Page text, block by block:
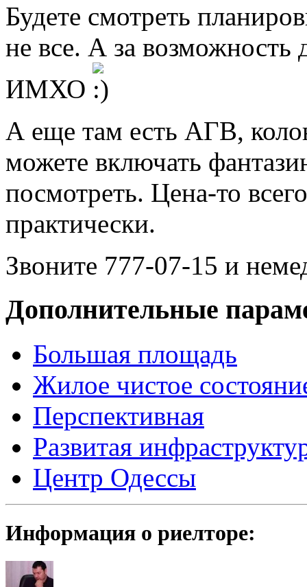
Будете смотреть
не все. А за возможность
ИМХО
А еще там есть АГВ,
можете включать
посмотреть. Цена-то
практически.
Звоните 777-07-15 и
Дополнительные
Большая площадь
Жилое чистое
Перспективная
Развитая
Центр Одессы
Информация о риелторе: